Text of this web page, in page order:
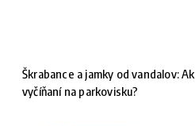
Škrabance a jamky od vandalov:
vyčíňaní na parkovisku?